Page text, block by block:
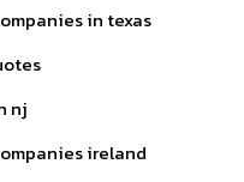
in texas
nj
ireland